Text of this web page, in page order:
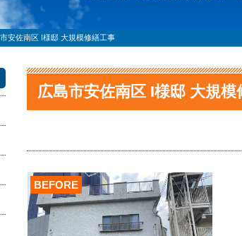
安佐南区 I様邸 大規模修繕工事
広島市安佐南区 I様邸 大規模
BEFORE